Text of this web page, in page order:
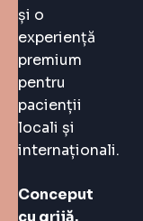
și o
experiență
premium
pentru
pacienții
locali și
internaționali.
Conceput
cu grijă.